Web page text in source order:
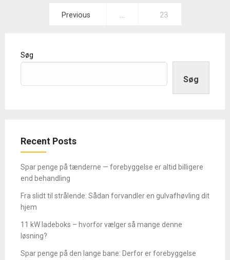
Indlægsinddeling
Previous … 23
Søg
Søg
Recent Posts
Spar penge på tænderne — forebyggelse er altid billigere
end behandling
Fra slidt til strålende: Sådan forvandler en gulvafhøvling dit
hjem
11 kW ladeboks – hvorfor vælger så mange denne
løsning?
Spar penge på den lange bane: Derfor er forebyggelse